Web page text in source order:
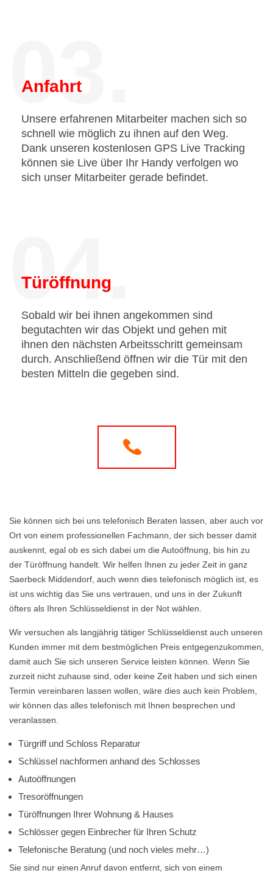
03.
Anfahrt
Unsere erfahrenen Mitarbeiter machen sich so
schnell wie möglich zu ihnen auf den Weg.
Dank unseren kostenlosen GPS Live Tracking
können sie Live über Ihr Handy verfolgen wo
sich unser Mitarbeiter gerade befindet.
04.
Türöffnung
Sobald wir bei ihnen angekommen sind
begutachten wir das Objekt und gehen mit
ihnen den nächsten Arbeitsschritt gemeinsam
durch. Anschließend öffnen wir die Tür mit den
besten Mitteln die gegeben sind.
Sie können sich bei uns telefonisch Beraten lassen, aber auch vor
Ort von einem professionellen Fachmann, der sich besser damit
auskennt, egal ob es sich dabei um die Autoöffnung, bis hin zu
der Türöffnung handelt. Wir helfen Ihnen zu jeder Zeit in ganz
Saerbeck Middendorf, auch wenn dies telefonisch möglich ist, es
ist uns wichtig das Sie uns vertrauen, und uns in der Zukunft
öfters als Ihren Schlüsseldienst in der Not wählen.
Wir versuchen als langjährig tätiger Schlüsseldienst auch unseren
Kunden immer mit dem bestmöglichen Preis entgegenzukommen,
damit auch Sie sich unseren Service leisten können. Wenn Sie
zurzeit nicht zuhause sind, oder keine Zeit haben und sich einen
Termin vereinbaren lassen wollen, wäre dies auch kein Problem,
wir können das alles telefonisch mit Ihnen besprechen und
veranlassen.
Türgriff und Schloss Reparatur
Schlüssel nachformen anhand des Schlosses
Autoöffnungen
Tresoröffnungen
Türöffnungen Ihrer Wohnung & Hauses
Schlösser gegen Einbrecher für Ihren Schutz
Telefonische Beratung (und noch vieles mehr…)
Sie sind nur einen Anruf davon entfernt, sich von einem